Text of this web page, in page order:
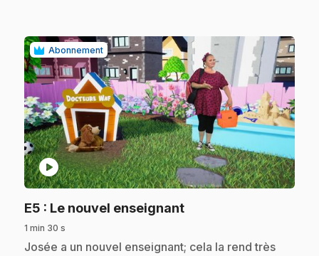
Abonnement
play_circle
E5 : Le nouvel enseignant.
1 min 30 s
.Josée a un nouvel enseignant; cela la rend très